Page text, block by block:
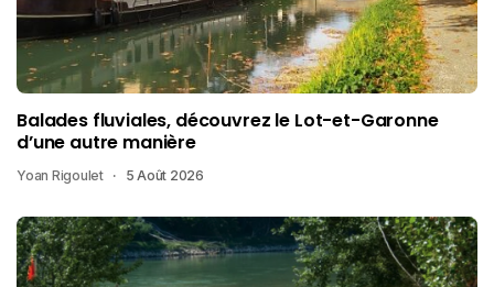
Balades fluviales, découvrez le Lot-et-Garonne
d’une autre manière
Yoan Rigoulet 5 Août 2026